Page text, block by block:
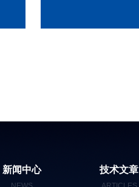
新闻中心 技术文章